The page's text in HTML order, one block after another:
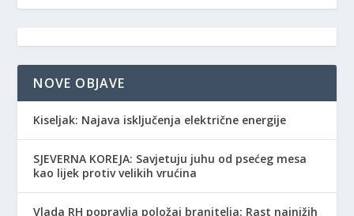
NOVE OBJAVE
Kiseljak: Najava isključenja električne energije
SJEVERNA KOREJA: Savjetuju juhu od psećeg mesa
kao lijek protiv velikih vrućina
Vlada RH popravlja položaj branitelja: Rast najnižih